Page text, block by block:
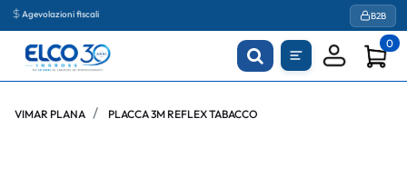
Agevolazioni fiscali B2B
0
VIMAR PLANA PLACCA 3M REFLEX TABACCO